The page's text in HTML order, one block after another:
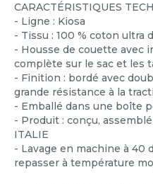
CARACTÉRISTIQUES
- Ligne : Kiosa
- Tissu : 100 % coton ultra
- Housse de couette avec
complète sur le sac et les
- Finition : bordé avec
grande résistance à la
- Emballé dans une boîte
- Produit : conçu,
ITALIE
- Lavage en machine à 40
repasser à température